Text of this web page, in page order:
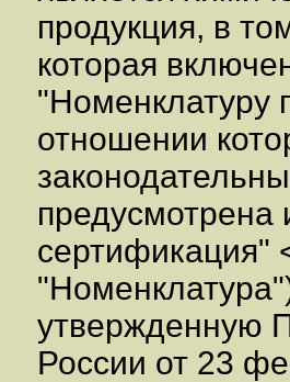
продукция, в
которая
"Номенклатуру
отношении
предусмотрена
сертификация"
утвержденную
России от 23